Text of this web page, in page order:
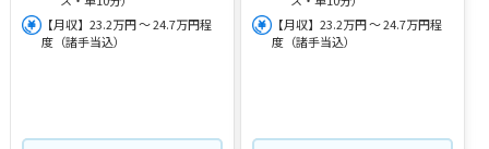
【月収】23.2万円 ～ 24.7万円程
度（諸手当込）
【月収】23.2万円 ～ 24.7万円程
度（諸手当込）